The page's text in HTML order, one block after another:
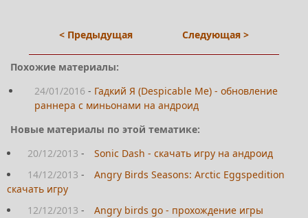
< Предыдущая Следующая >
Похожие материалы:
24/01/2016 - Гадкий Я (Despicable Me) - обновление
раннера с миньонами на андроид
Новые материалы по этой тематике:
20/12/2013 -
Sonic Dash - скачать игру на андроид
14/12/2013 -
Angry Birds Seasons: Arctic Eggspedition
скачать игру
12/12/2013 -
Angry birds go - прохождение игры